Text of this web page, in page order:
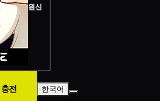
원신
전 한국어